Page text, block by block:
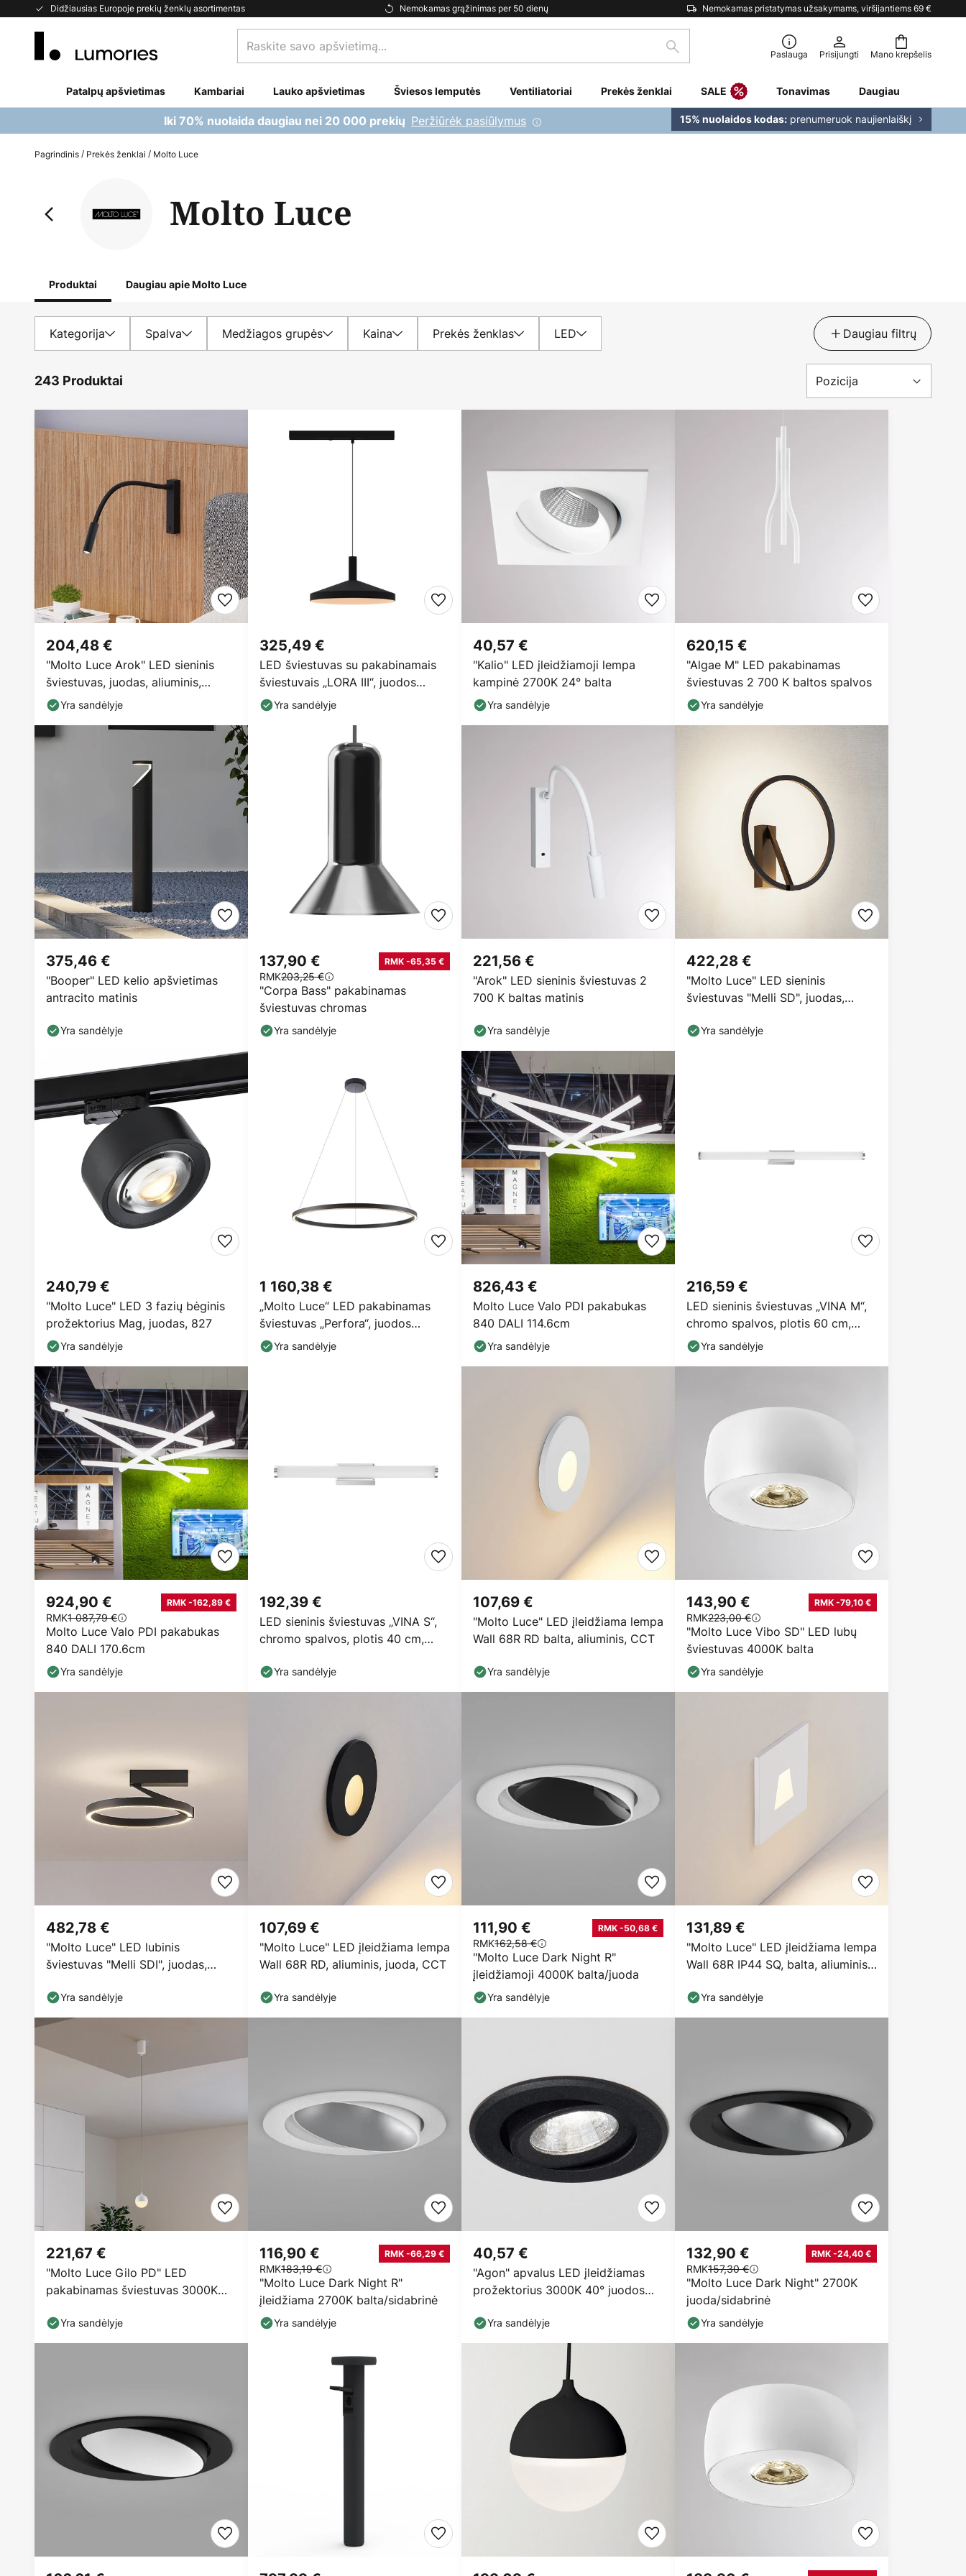
Didžiausias Europoje prekių ženklų asortimentas Nemokamas grąžinimas per 50 dienų Nemokamas pristatymas užsakymams, viršijantiems 69 €
Skip
Mano krepšelis
savo
Paieška Paslauga Prisijungti
Patalpų apšvietimas Kambariai Lauko apšvietimas Šviesos lemputės Ventiliatoriai Prekės ženklai SALE Tonavimas Daugiau
Iki 70% nuolaida daugiau nei 20 000 prekių Peržiūrėk pasiūlymus 15% nuolaidos kodas: prenumeruok naujienlaiškį
Pagrindinis Prekės ženklai Molto Luce
Molto Luce
Produktai Daugiau apie Molto Luce
Kategorija Spalva Medžiagos grupės Kaina Prekės ženklas LED Daugiau filtrų
243 Produktai
"Molto Luce Arok" LED sieninis
šviestuvas, juodas, aliuminis,
projekcija 49 cm
204,48 €
Yra sandėlyje
LED šviestuvas su pakabinamais
šviestuvais „LORA III“, juodos
spalvos, skersmuo
325,49 €
Yra sandėlyje
"Kalio" LED įleidžiamoji lempa
kampinė 2700K 24° balta
40,57 €
Yra sandėlyje
"Algae M" LED pakabinamas
šviestuvas 2 700 K baltos spalvos
620,15 €
Yra sandėlyje
"Booper" LED kelio apšvietimas
antracito matinis
375,46 €
Yra sandėlyje
"Corpa Bass" pakabinamas
šviestuvas chromas
137,90 € RMK -65,35 €
RMK203,25 €
Yra sandėlyje
"Arok" LED sieninis šviestuvas 2
700 K baltas matinis
221,56 €
Yra sandėlyje
"Molto Luce" LED sieninis
šviestuvas "Melli SD", juodas,
422,28 €
Yra sandėlyje
"Molto Luce" LED 3 fazių bėginis
prožektorius Mag, juodas, 827
240,79 €
Yra sandėlyje
„Molto Luce“ LED pakabinamas
šviestuvas „Perfora“, juodos
spalvos, skersmuo 90
1 160,38 €
Yra sandėlyje
Molto Luce Valo PDI pakabukas
840 DALI 114.6cm
826,43 €
Yra sandėlyje
LED sieninis šviestuvas „VINA M“,
chromo spalvos, plotis 60 cm,
IP44, CCT
216,59 €
Yra sandėlyje
Molto Luce Valo PDI pakabukas
840 DALI 170.6cm
924,90 € RMK -162,89 €
RMK1 087,79 €
Yra sandėlyje
LED sieninis šviestuvas „VINA S“,
chromo spalvos, plotis 40 cm,
192,39 €
Yra sandėlyje
"Molto Luce" LED įleidžiama lempa
Wall 68R RD balta, aliuminis, CCT
107,69 €
Yra sandėlyje
"Molto Luce Vibo SD" LED lubų
šviestuvas 4000K balta
143,90 € RMK -79,10 €
RMK223,00 €
Yra sandėlyje
"Molto Luce" LED lubinis
šviestuvas "Melli SDI", juodas,
482,78 €
Yra sandėlyje
"Molto Luce" LED įleidžiama lempa
Wall 68R RD, aliuminis, juoda, CCT
107,69 €
Yra sandėlyje
"Molto Luce Dark Night R"
įleidžiamoji 4000K balta/juoda
111,90 € RMK -50,68 €
RMK162,58 €
Yra sandėlyje
"Molto Luce" LED įleidžiama lempa
Wall 68R IP44 SQ, balta, aliuminis,
131,89 €
Yra sandėlyje
"Molto Luce Gilo PD" LED
pakabinamas šviestuvas 3000K
221,67 €
Yra sandėlyje
"Molto Luce Dark Night R"
įleidžiama 2700K balta/sidabrinė
116,90 € RMK -66,29 €
RMK183,19 €
Yra sandėlyje
"Agon" apvalus LED įleidžiamas
prožektorius 3000K 40° juodos
40,57 €
Yra sandėlyje
"Molto Luce Dark Night" 2700K
juoda/sidabrinė
132,90 € RMK -24,40 €
RMK157,30 €
Yra sandėlyje